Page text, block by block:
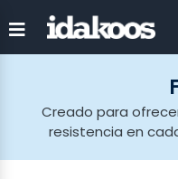
Creado para
resistencia en